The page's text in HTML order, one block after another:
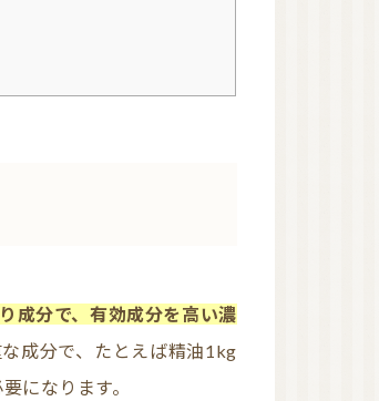
地方
地方
成分で、有効成分を高い濃
成分で、たとえば精油1kg
になります。